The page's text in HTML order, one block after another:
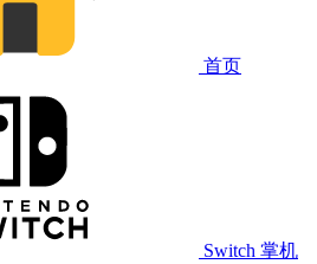
首页
Switch 掌机